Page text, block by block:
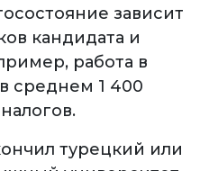
зависит
кандидата и
работа в
среднем 1 400
турецкий или